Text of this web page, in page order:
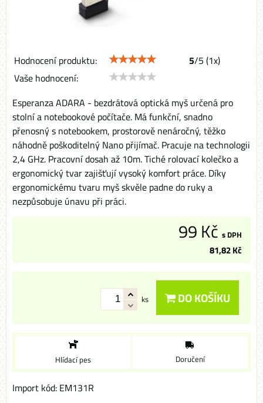
Hodnocení produktu: 5/5 (1x)
Vaše hodnocení:
Esperanza ADARA - bezdrátová optická myš určená pro
stolní a notebookové počítače. Má funkční, snadno
přenosný s notebookem, prostorově nenáročný, těžko
náhodně poškoditelný Nano přijímač. Pracuje na technologii
2,4 GHz. Pracovní dosah až 10m. Tiché rolovací kolečko a
ergonomický tvar zajišťují vysoký komfort práce. Díky
ergonomickému tvaru myš skvěle padne do ruky a
nezpůsobuje únavu při práci.
99 Kč s DPH
81,82 Kč
ks DO KOŠÍKU
Hlídací pes Doručení
Import kód: EM131R